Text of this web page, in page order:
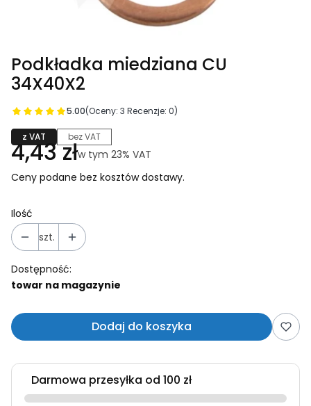
Podkładka miedziana CU
34X40X2
5.00(Oceny: 3 Recenzje: 0)
z VAT bez VAT
Cena
4,43 złw tym 23% VAT
w tym 23% VAT
Ceny podane bez kosztów dostawy.
Ilość
szt.
Dostępność:
towar na magazynie
Dodaj do koszyka
Darmowa przesyłka od 100 zł